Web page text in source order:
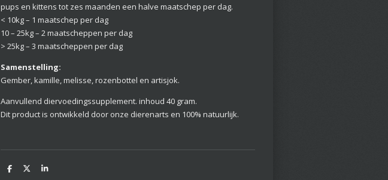
pups en kittens tot zes maanden een halve maatschep per dag.
< 10kg – 1 maatschep per dag
10 – 25kg – 2 maatscheppen per dag
> 25kg – 3 maatscheppen per dag
Samenstelling:
Gember, kamille, melisse, rozenbottel en artisjok.
Aanvullend diervoedingssupplement. inhoud 40 gram.
Dit product is ontwikkeld door onze dierenarts en 100% natuurlijk.
D
D
S